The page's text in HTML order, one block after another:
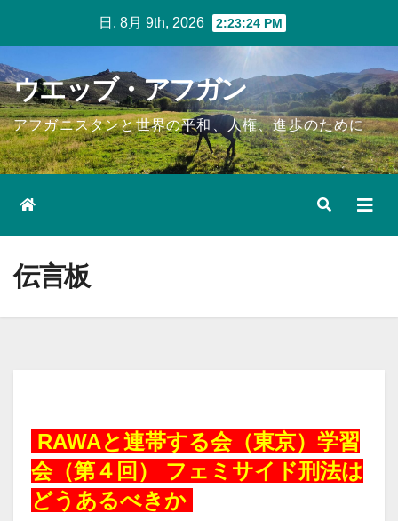
content
日. 8月 9th, 2026 2:23:25 PM
ウエッブ・アフガン
アフガニスタンと世界の平和、人権、進歩のために
伝言板
RAWAと連帯する会（東京）学習
会（第４回） フェミサイド刑法は
どうあるべきか